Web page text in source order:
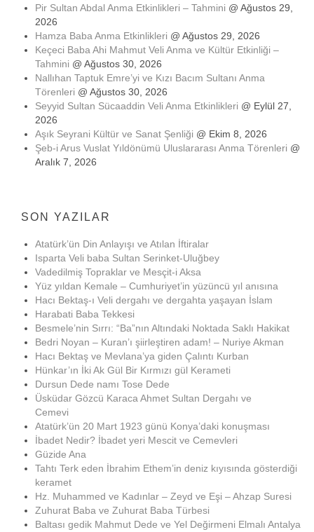
Pir Sultan Abdal Anma Etkinlikleri – Tahmini @ Ağustos 29,
2026
Hamza Baba Anma Etkinlikleri @ Ağustos 29, 2026
Keçeci Baba Ahi Mahmut Veli Anma ve Kültür Etkinliği –
Tahmini @ Ağustos 30, 2026
Nallıhan Taptuk Emre’yi ve Kızı Bacım Sultanı Anma
Törenleri @ Ağustos 30, 2026
Seyyid Sultan Sücaaddin Veli Anma Etkinlikleri @ Eylül 27,
2026
Aşık Seyrani Kültür ve Sanat Şenliği @ Ekim 8, 2026
Şeb-i Arus Vuslat Yıldönümü Uluslararası Anma Törenleri @
Aralık 7, 2026
SON YAZILAR
Atatürk’ün Din Anlayışı ve Atılan İftiralar
Isparta Veli baba Sultan Serinket-Uluğbey
Vadedilmiş Topraklar ve Mesçit-i Aksa
Yüz yıldan Kemale – Cumhuriyet’in yüzüncü yıl anısına
Hacı Bektaş-ı Veli dergahı ve dergahta yaşayan İslam
Harabati Baba Tekkesi
Besmele’nin Sırrı: “Ba”nın Altındaki Noktada Saklı Hakikat
Bedri Noyan – Kuran’ı şiirleştiren adam! – Nuriye Akman
Hacı Bektaş ve Mevlana’ya giden Çalıntı Kurban
Hünkar’ın İki Ak Gül Bir Kırmızı gül Kerameti
Dursun Dede namı Tose Dede
Üsküdar Gözcü Karaca Ahmet Sultan Dergahı ve
Cemevi
Atatürk’ün 20 Mart 1923 günü Konya’daki konuşması
İbadet Nedir? İbadet yeri Mescit ve Cemevleri
Güzide Ana
Tahtı Terk eden İbrahim Ethem’in deniz kıyısında gösterdiği
keramet
Hz. Muhammed ve Kadınlar – Zeyd ve Eşi – Ahzap Suresi
Zuhurat Baba ve Zuhurat Baba Türbesi
Baltası gedik Mahmut Dede ve Yel Değirmeni Elmalı Antalya